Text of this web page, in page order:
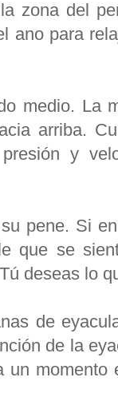
zona del
ano para
medio. La
arriba.
y
pene. Si
que se
deseas lo
de
de la
momento